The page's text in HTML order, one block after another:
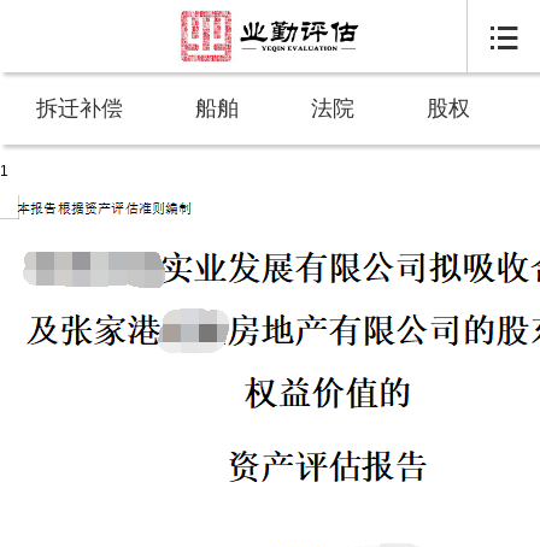

拆迁补偿 船舶 法院 股权
1